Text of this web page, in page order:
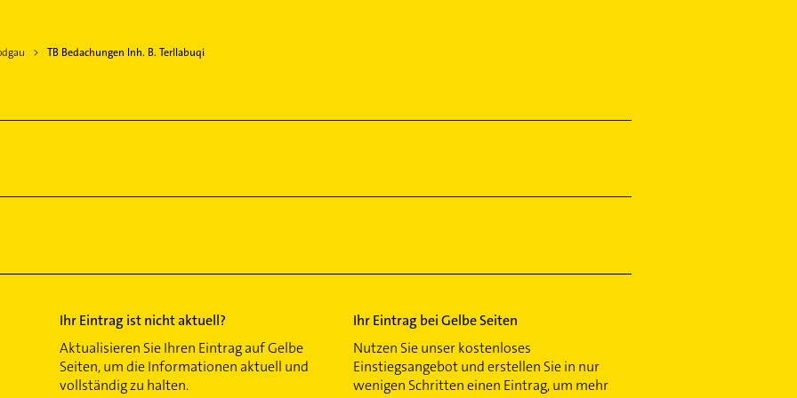
TB Bedachungen Inh. B. Terllabuqi
Ihr Eintrag ist nicht aktuell?
Aktualisieren Sie Ihren Eintrag auf Gelbe
Seiten, um die Informationen aktuell und
vollständig zu halten.
Ihr Eintrag bei Gelbe Seiten
Nutzen Sie unser kostenloses
Einstiegsangebot und erstellen Sie in nur
wenigen Schritten einen Eintrag, um mehr